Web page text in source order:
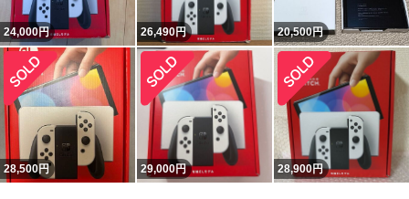
24,000円 26,490円 20,500円
28,500円 29,000円 28,900円